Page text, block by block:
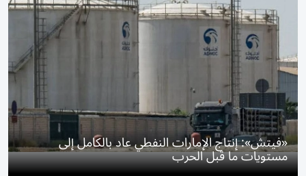
«فيتش»: إنتاج الإمارات النفطي عاد بالكامل إلى
مستويات ما قبل الحرب